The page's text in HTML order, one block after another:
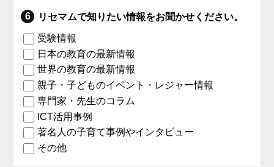
リセマムで知りたい情報をお聞かせください。
受験情報
日本の教育の最新情報
世界の教育の最新情報
親子・子どものイベント・レジャー情報
専門家・先生のコラム
ICT活用事例
著名人の子育て事例やインタビュー
その他